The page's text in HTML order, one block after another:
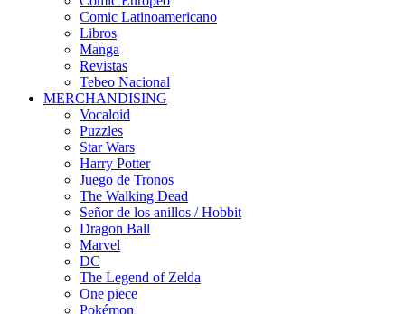
Comic Latinoamericano
Libros
Manga
Revistas
Tebeo Nacional
MERCHANDISING
Vocaloid
Puzzles
Star Wars
Harry Potter
Juego de Tronos
The Walking Dead
Señor de los anillos / Hobbit
Dragon Ball
Marvel
DC
The Legend of Zelda
One piece
Pokémon